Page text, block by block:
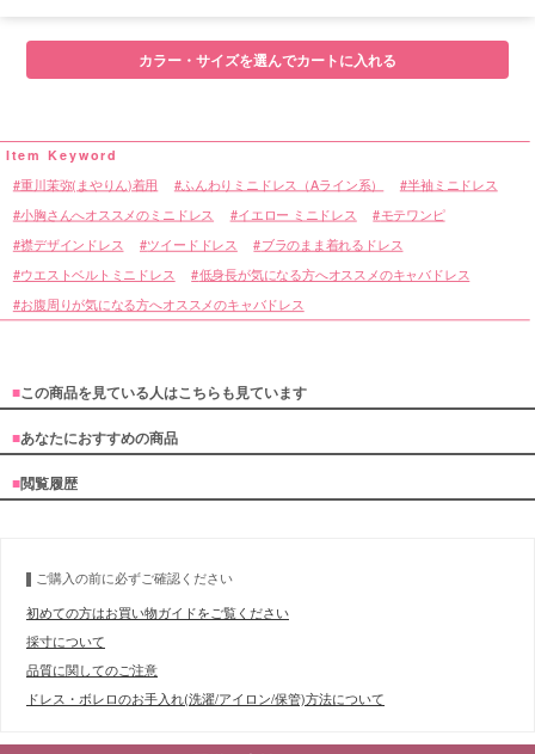
カラー・サイズを選んでカートに入れる
重川茉弥(まやりん)着用 ふんわりミニドレス（Aライン系） 半袖ミニドレス
小胸さんへオススメのミニドレス イエロー ミニドレス モテワンピ
襟デザインドレス ツイードドレス
ブラのまま着れるドレス
ウエストベルトミニドレス
低身長が気になる方へオススメのキャバドレス
お腹周りが気になる方へオススメのキャバドレス
■この商品を見ている人はこちらも見ています
■あなたにおすすめの商品
■閲覧履歴
ご購入の前に必ずご確認ください
初めての方はお買い物ガイドをご覧ください
採寸について
品質に関してのご注意
ドレス・ボレロのお手入れ(洗濯/アイロン/保管)方法について